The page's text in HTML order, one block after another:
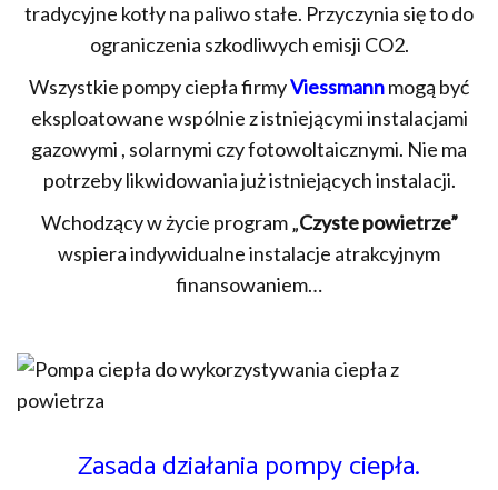
tradycyjne kotły na paliwo stałe. Przyczynia się to do
ograniczenia szkodliwych emisji CO2.
Wszystkie pompy ciepła firmyViessmannmogą być
eksploatowane wspólnie z istniejącymi instalacjami
gazowymi , solarnymi czy fotowoltaicznymi. Nie ma
potrzeby likwidowania już istniejących instalacji.
Wchodzący w życie program „Czyste powietrze”
wspiera indywidualne instalacje atrakcyjnym
finansowaniem…
Zasada działania pompy ciepła.